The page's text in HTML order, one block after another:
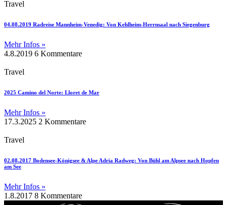
Travel
04.08.2019 Radreise Mannheim-Venedig: Von Kehlheim-Herrnsaal nach Siegenburg
Mehr Infos »
4.8.2019 6 Kommentare
Travel
2025 Camino del Norte: Lloret de Mar
Mehr Infos »
17.3.2025 2 Kommentare
Travel
02.08.2017 Bodensee-Königsee & Alpe Adria Radweg: Von Bühl am Alpsee nach Hopfen
am See
Mehr Infos »
1.8.2017 8 Kommentare